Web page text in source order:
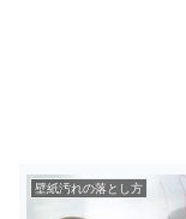
壁紙汚れの落とし方